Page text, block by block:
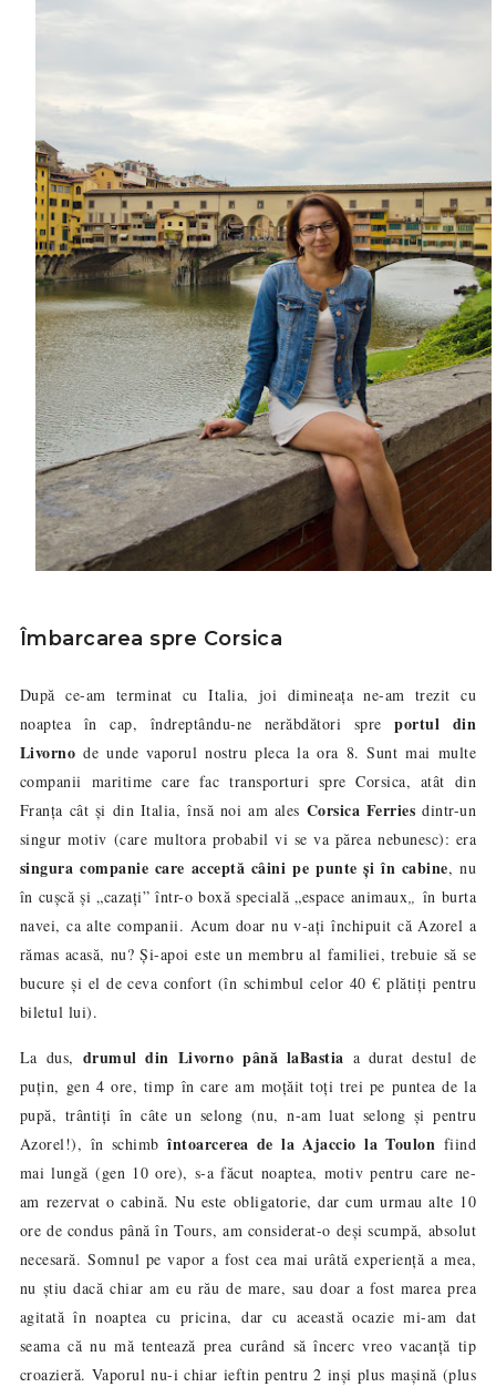
Îmbarcarea spre Corsica
După ce-am terminat cu Italia, joi dimineața ne-am trezit cu
noaptea în cap, îndreptându-ne nerăbdători spreportul din
Livorno de unde vaporul nostru pleca la ora 8. Sunt mai multe
companii maritime care fac transporturi spre Corsica, atât din
Franța cât și din Italia, însă noi am ales Corsica Ferries dintr-un
singur motiv (care multora probabil vi se va părea nebunesc): era
singura companie care acceptă câini pe punte și în cabine, nu
în cușcă și „cazați” într-o boxă specială „espace animaux„ în burta
navei, ca alte companii. Acum doar nu v-ați închipuit că Azorel a
rămas acasă, nu? Și-apoi este un membru al familiei, trebuie să se
bucure și el de ceva confort (în schimbul celor 40 € plătiți pentru
biletul lui).
La dus, drumul din Livorno până laBastia a durat destul de
puțin, gen 4 ore, timp în care am moțăit toți trei pe puntea de la
pupă, trântiți în câte un selong (nu, n-am luat selong și pentru
Azorel!), în schimbîntoarcerea de la Ajaccio la Toulon fiind
mai lungă (gen 10 ore), s-a făcut noaptea, motiv pentru care ne-
am rezervat o cabină. Nu este obligatorie, dar cum urmau alte 10
ore de condus până în Tours, am considerat-o deși scumpă, absolut
necesară. Somnul pe vapor a fost cea mai urâtă experiență a mea,
nu știu dacă chiar am eu rău de mare, sau doar a fost marea prea
agitată în noaptea cu pricina, dar cu această ocazie mi-am dat
seama că nu mă tentează prea curând să încerc vreo vacanță tip
croazieră. Vaporul nu-i chiar ieftin pentru 2 inși plus mașină (plus